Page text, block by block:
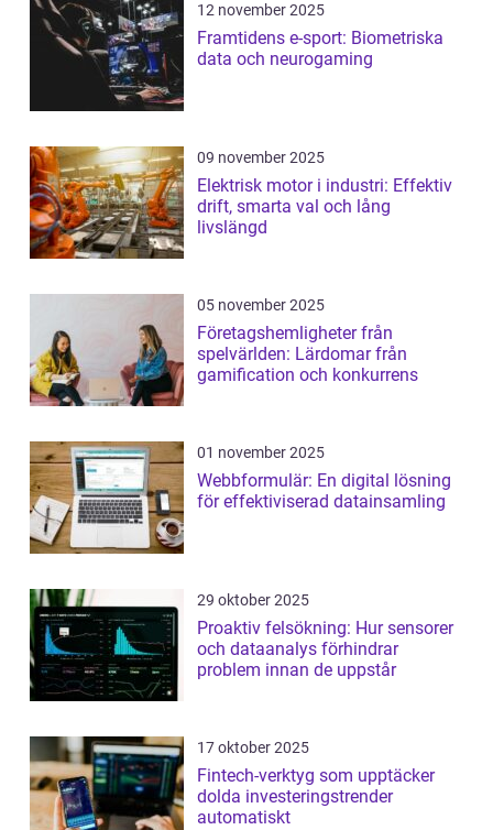
12 november 2025
Framtidens e-sport: Biometriska
data och neurogaming
09 november 2025
Elektrisk motor i industri: Effektiv
drift, smarta val och lång
livslängd
05 november 2025
Företagshemligheter från
spelvärlden: Lärdomar från
gamification och konkurrens
01 november 2025
Webbformulär: En digital lösning
för effektiviserad datainsamling
29 oktober 2025
Proaktiv felsökning: Hur sensorer
och dataanalys förhindrar
problem innan de uppstår
17 oktober 2025
Fintech-verktyg som upptäcker
dolda investeringstrender
automatiskt